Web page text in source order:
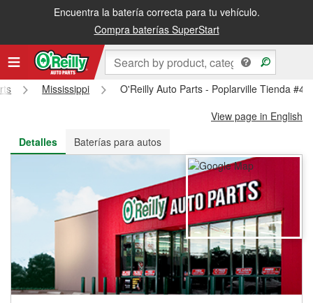
Encuentra la batería correcta para tu vehículo.
Compra baterías SuperStart
Recibe tu orden gratis al día siguiente o recógela en la tienda
Mississippi
O'Reilly Auto Parts - Poplarville Tienda
View page in English
Detalles
Baterías para autos